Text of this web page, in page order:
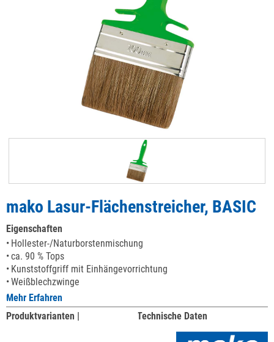
mako Lasur-Flächenstreicher, BASIC
Eigenschaften
Hollester-/Naturborstenmischung
ca. 90 % Tops
Kunststoffgriff mit Einhängevorrichtung
Weißblechzwinge
Mehr Erfahren
Produktvarianten |
Technische Daten